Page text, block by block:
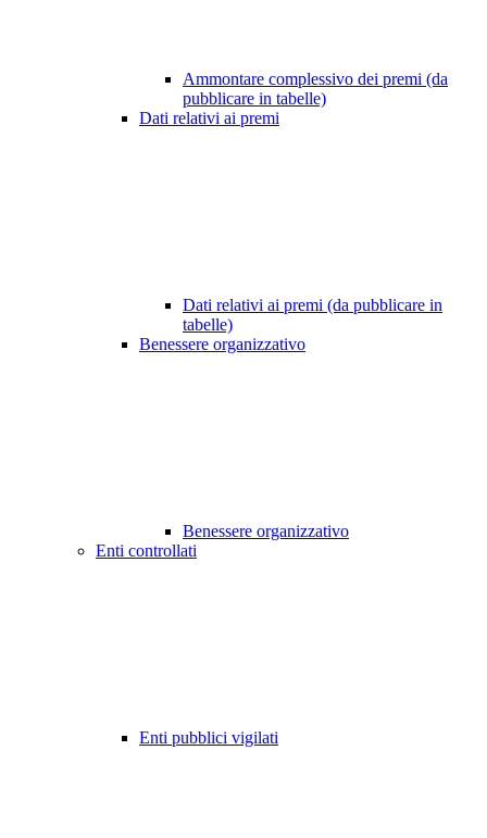
Ammontare complessivo dei premi (da
pubblicare in tabelle)
Dati relativi ai premi
Dati relativi ai premi (da pubblicare in
tabelle)
Benessere organizzativo
Benessere organizzativo
Enti controllati
Enti pubblici vigilati